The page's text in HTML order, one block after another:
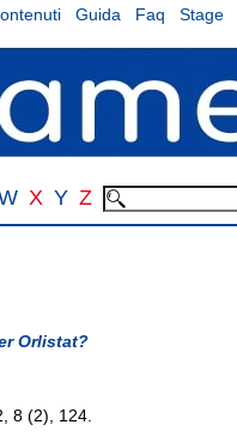
Guida Faq Stage
X Y Z
Orlistat?
8 (2), 124.